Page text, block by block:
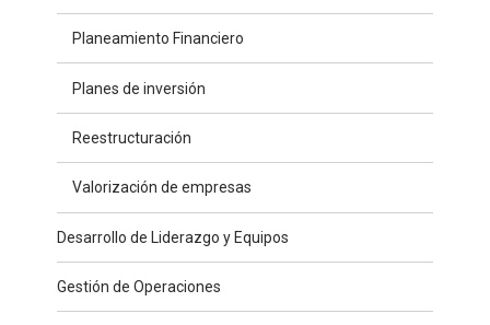
Planeamiento Financiero
Planes de inversión
Reestructuración
Valorización de empresas
Desarrollo de Liderazgo y Equipos
Gestión de Operaciones